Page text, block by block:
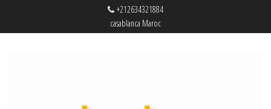
+212634321884
casablanca Maroc